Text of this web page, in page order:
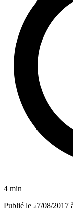
4 min
Publié le 27/08/2017